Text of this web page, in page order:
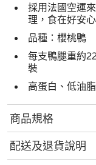
採用法國空運
理，食在好安心
品種：櫻桃鴨
每支鴨腿重約
裝
高蛋白、低油
商品規格
配送及退貨說明